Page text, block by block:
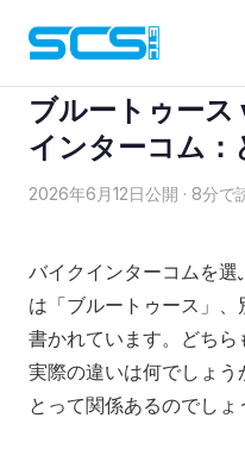
ブログ› ブルートゥース vs
ブルートゥー
インターコム：
2026年6月12日公開 · 8分で
バイクインターコムを
は「ブルートゥース」
書かれています。どちら
実際の違いは何でしょう
とって関係あるのでしょ